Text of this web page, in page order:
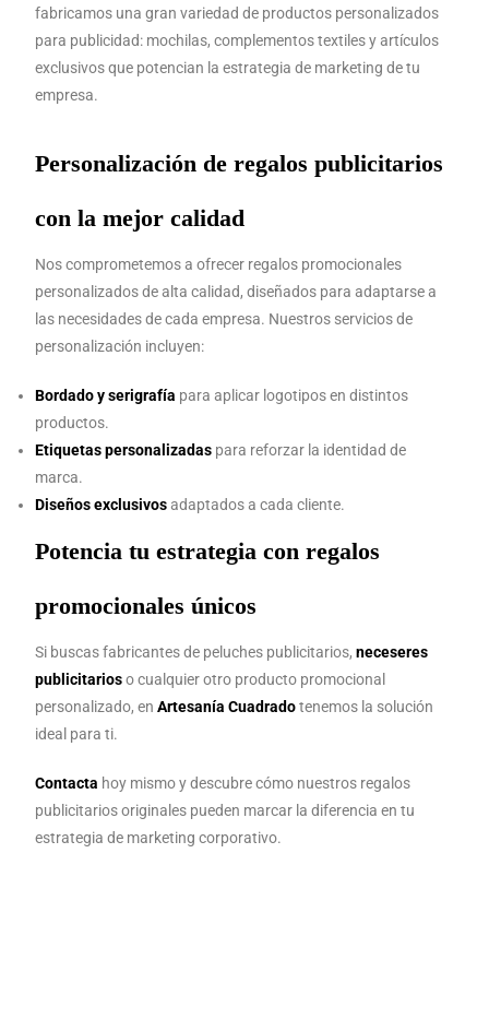
fabricamos una gran variedad de productos personalizados
para publicidad: mochilas, complementos textiles y artículos
exclusivos que potencian la estrategia de marketing de tu
empresa.
Personalización de regalos publicitarios
con la mejor calidad
Nos comprometemos a ofrecer regalos promocionales
personalizados de alta calidad, diseñados para adaptarse a
las necesidades de cada empresa. Nuestros servicios de
personalización incluyen:
Bordado y serigrafía para aplicar logotipos en distintos
productos.
Etiquetas personalizadas para reforzar la identidad de
marca.
Diseños exclusivosadaptados a cada cliente.
Potencia tu estrategia con regalos
promocionales únicos
Si buscas fabricantes de peluches publicitarios,neceseres
publicitarioso cualquier otro producto promocional
personalizado, enArtesanía Cuadradotenemos la solución
ideal para ti.
Contacta hoy mismo y descubre cómo nuestros regalos
publicitarios originales pueden marcar la diferencia en tu
estrategia de marketing corporativo.